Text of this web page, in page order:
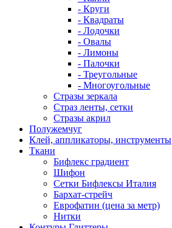
- Круги
- Квадраты
- Лодочки
- Овалы
- Лимоны
- Палочки
- Треугольные
- Многоугольные
Стразы зеркала
Страз ленты, сетки
Стразы акрил
Полужемчуг
Клей, аппликаторы, инструменты
Ткани
Бифлекс градиент
Шифон
Сетки Бифлексы Италия
Бархат-стрейч
Еврофатин (цена за метр)
Нитки